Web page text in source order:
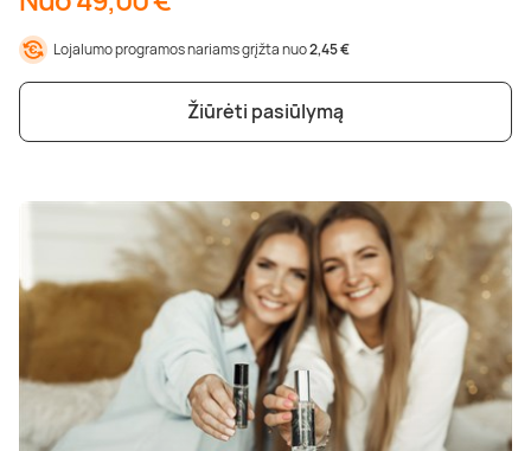
Lojalumo programos nariams grįžta nuo2,45 €
Žiūrėti pasiūlymą